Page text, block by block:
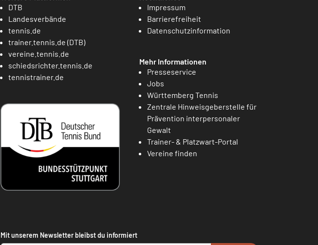
DTB
Landesverbände
tennis.de
trainer.tennis.de (DTB)
vereine.tennis.de
schiedsrichter.tennis.de
tennistrainer.de
Impressum
Barrierefreiheit
Datenschutzinformation
Mehr Informationen
Presseservice
Jobs
Württemberg Tennis
Zentrale Hinweisgeberstelle für
Prävention interpersonaler
Gewalt
Trainer- & Platzwart-Portal
Vereine finden
Mit unserem Newsletter bleibst du informiert